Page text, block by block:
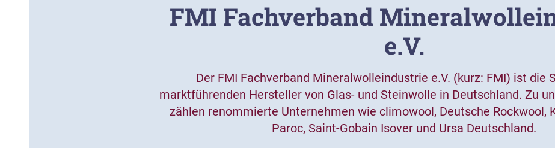
FMI Fachverband
e.V.
Der FMI Fachverband Mineralwolleindustrie e.V. (kurz: FMI) ist die
marktführenden Hersteller von Glas- und Steinwolle in Deutschland. Zu
zählen renommierte Unternehmen wie climowool, Deutsche Rockwool,
Paroc, Saint-Gobain Isover und Ursa Deutschland.